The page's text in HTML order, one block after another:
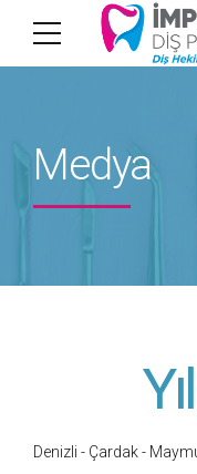
Medya
Denizli - Çardak -